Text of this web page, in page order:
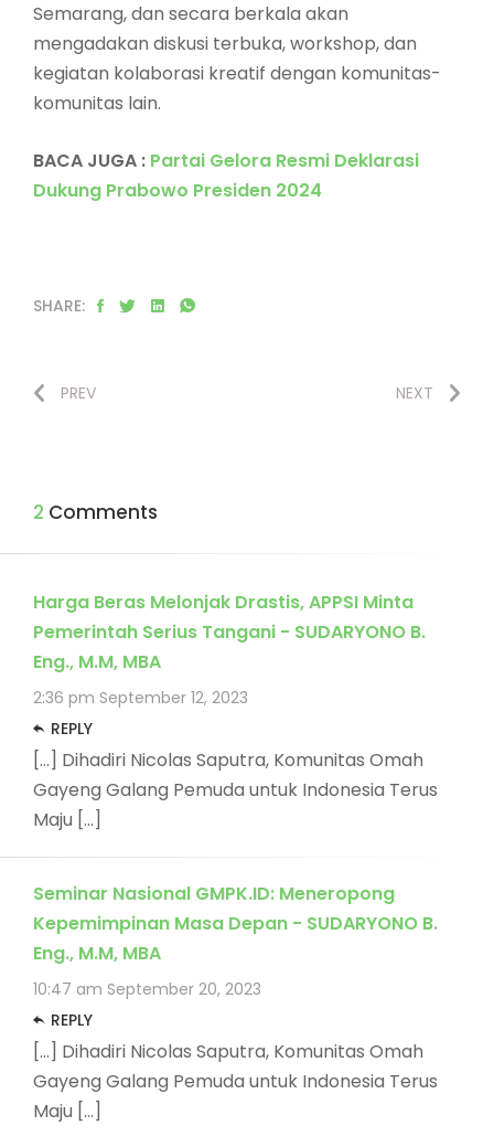
Semarang, dan secara berkala akan
mengadakan diskusi terbuka, workshop, dan
kegiatan kolaborasi kreatif dengan komunitas-
komunitas lain.
BACA JUGA : Partai Gelora Resmi Deklarasi
Dukung Prabowo Presiden 2024
SHARE:
PREV NEXT
2 Comments
Harga Beras Melonjak Drastis, APPSI Minta
Pemerintah Serius Tangani - SUDARYONO B.
Eng., M.M, MBA
2:36 pm September 12, 2023
REPLY
[…] Dihadiri Nicolas Saputra, Komunitas Omah
Gayeng Galang Pemuda untuk Indonesia Terus
Maju […]
Seminar Nasional GMPK.ID: Meneropong
Kepemimpinan Masa Depan - SUDARYONO B.
Eng., M.M, MBA
10:47 am September 20, 2023
REPLY
[…] Dihadiri Nicolas Saputra, Komunitas Omah
Gayeng Galang Pemuda untuk Indonesia Terus
Maju […]